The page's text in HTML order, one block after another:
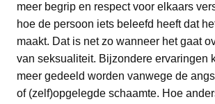
meer begrip en respect voor elkaars
hoe de persoon iets beleefd heeft dat
maakt. Dat is net zo wanneer het gaat
van seksualiteit. Bijzondere ervaringen
meer gedeeld worden vanwege de
of (zelf)opgelegde schaamte. Hoe